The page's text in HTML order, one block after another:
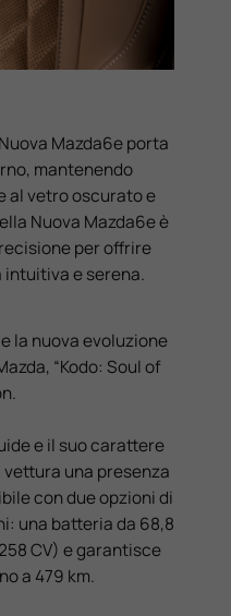
Mazda6e porta
mantenendo
al vetro oscurato e
Nuova Mazda6e è
per offrire
intuitiva e serena.
la nuova evoluzione
“Kodo: Soul of
e il suo carattere
una presenza
con due opzioni di
una batteria da 68,8
CV) e garantisce
a 479 km.